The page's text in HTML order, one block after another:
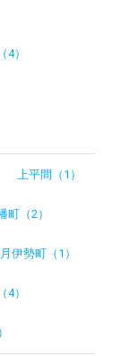
4）
上平間（1）
町（2）
伊勢町（1）
4）